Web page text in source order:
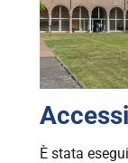
È stata